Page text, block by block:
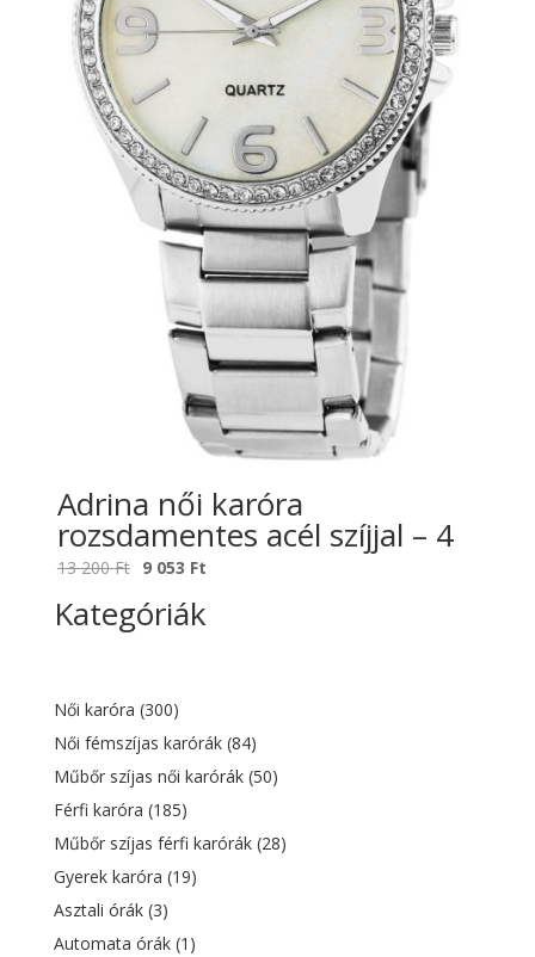
Adrina női karóra
rozsdamentes acél szíjjal – 4
13 200Ft Original
was:
9 053 Ft
Kategóriák
Női karóra (300)
Női fémszíjas karórák (84)
Műbőr szíjas női karórák (50)
Férfi karóra (185)
Műbőr szíjas férfi karórák (28)
Gyerek karóra (19)
Asztali órák (3)
Automata órák (1)